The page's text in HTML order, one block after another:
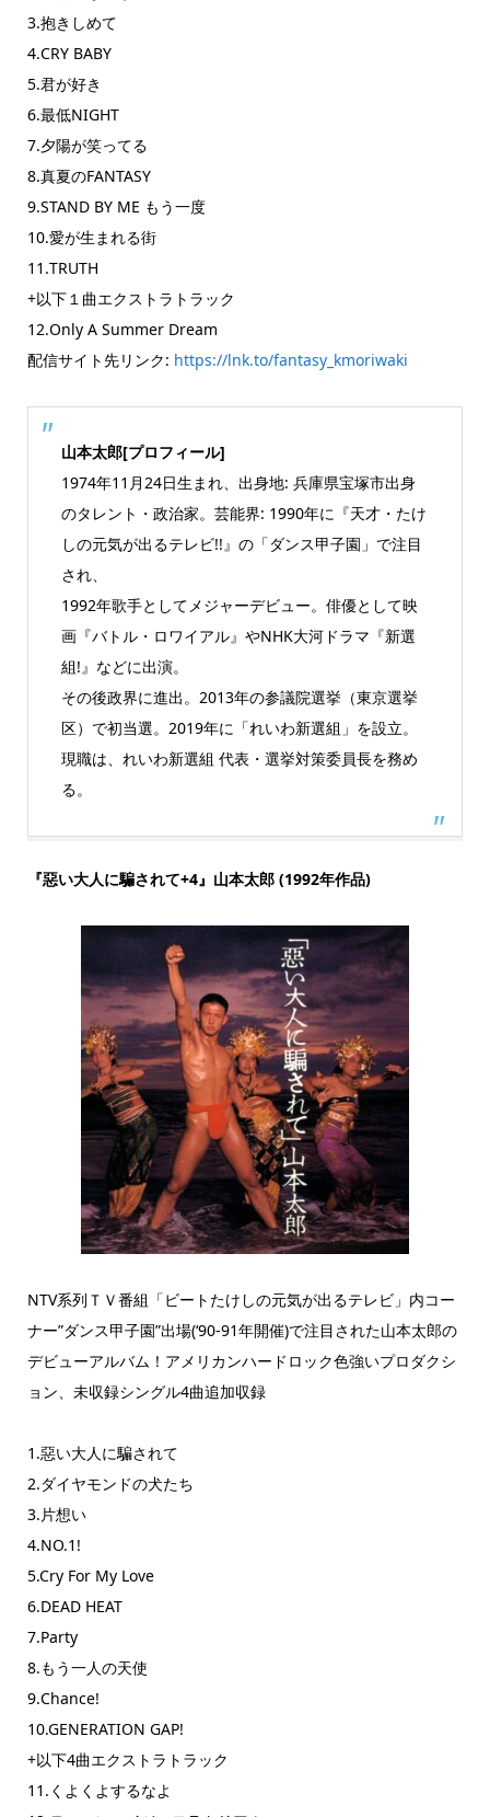
3.抱きしめて
4.CRY BABY
5.君が好き
6.最低NIGHT
7.夕陽が笑ってる
8.真夏のFANTASY
9.STAND BY ME もう一度
10.愛が生まれる街
11.TRUTH
+以下１曲エクストラトラック
12.Only A Summer Dream
配信サイト先リンク: https://lnk.to/fantasy_kmoriwaki
山本太郎[プロフィール]
1974年11月24日生まれ、出身地: 兵庫県宝塚市出身
のタレント・政治家。芸能界: 1990年に『天才・たけ
しの元気が出るテレビ!!』の「ダンス甲子園」で注目
され、
1992年歌手としてメジャーデビュー。俳優として映
画『バトル・ロワイアル』やNHK大河ドラマ『新選
組!』などに出演。
その後政界に進出。2013年の参議院選挙（東京選挙
区）で初当選。2019年に「れいわ新選組」を設立。
現職は、れいわ新選組 代表・選挙対策委員長を務め
る。
『惡い大人に騙されて+4』山本太郎 (1992年作品)
NTV系列ＴＶ番組「ビートたけしの元気が出るテレビ」内コー
ナー”ダンス甲子園”出場(‘90‐91年開催)で注目された山本太郎の
デビューアルバム！アメリカンハードロック色強いプロダクシ
ョン、未収録シングル4曲追加収録
1.惡い大人に騙されて
2.ダイヤモンドの犬たち
3.片想い
4.NO.1!
5.Cry For My Love
6.DEAD HEAT
7.Party
8.もう一人の天使
9.Chance!
10.GENERATION GAP!
+以下4曲エクストラトラック
11.くよくよするなよ